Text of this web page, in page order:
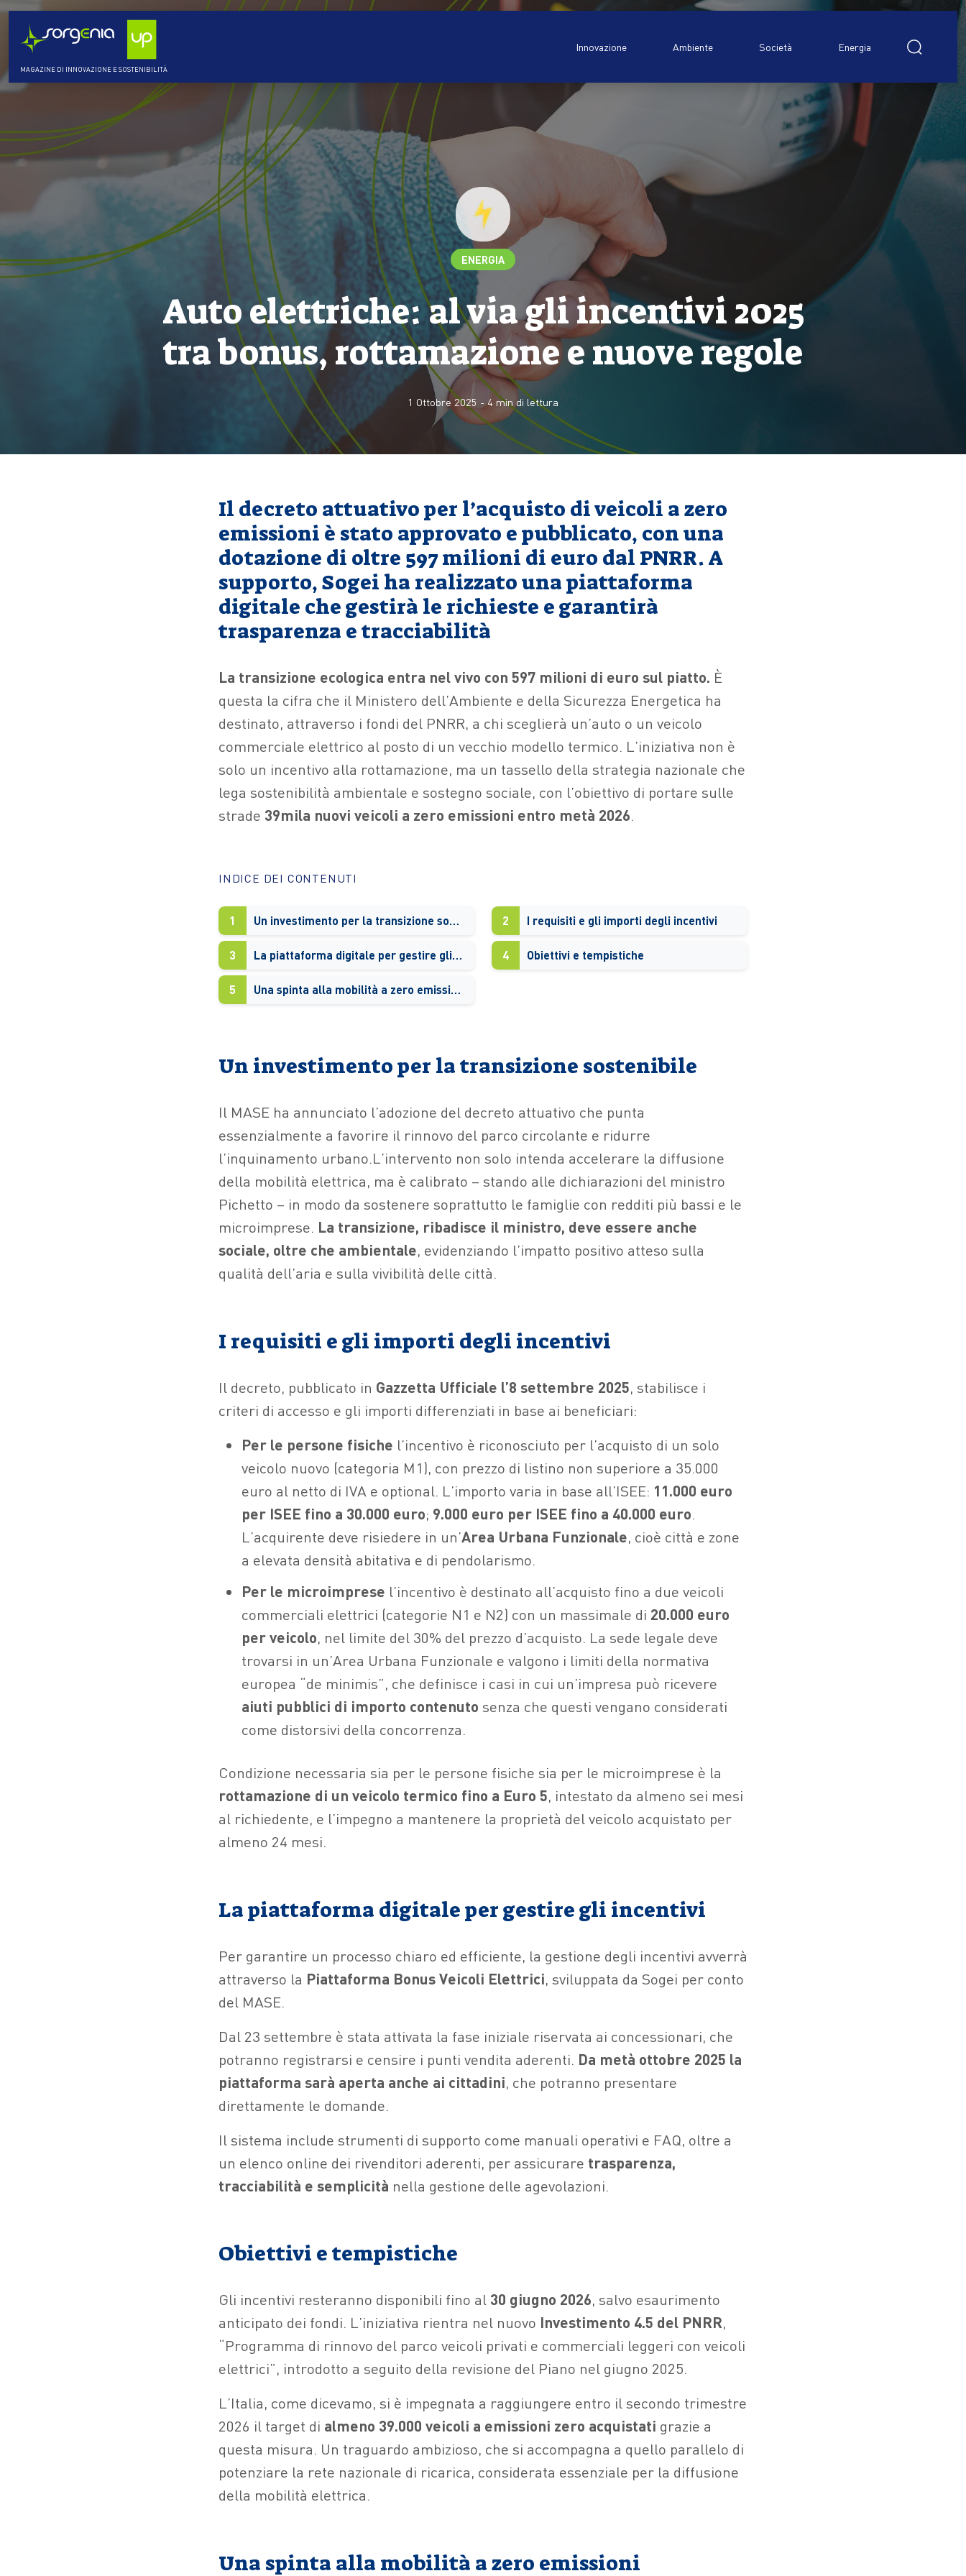
MAGAZINE DI INNOVAZIONE E SOSTENIBILITÀ
per:
Innovazione Ambiente Società Energia
ENERGIA
Auto elettriche: al via gli incentivi 2025
tra bonus, rottamazione e nuove regole
1 Ottobre 2025 -4 min di lettura
Il decreto attuativo per l’acquisto di veicoli a zero
emissioni è stato approvato e pubblicato, con una
dotazione di oltre 597 milioni di euro dal PNRR. A
supporto, Sogei ha realizzato una piattaforma
digitale che gestirà le richieste e garantirà
trasparenza e tracciabilità
La transizione ecologica entra nel vivo con 597 milioni di euro sul piatto. È
questa la cifra che il Ministero dell’Ambiente e della Sicurezza Energetica ha
destinato, attraverso i fondi del PNRR, a chi sceglierà un’auto o un veicolo
commerciale elettrico al posto di un vecchio modello termico. L’iniziativa non è
solo un incentivo alla rottamazione, ma un tassello della strategia nazionale che
lega sostenibilità ambientale e sostegno sociale, con l’obiettivo di portare sulle
strade 39mila nuovi veicoli a zero emissioni entro metà 2026.
INDICE DEI CONTENUTI
1 Un investimento per la transizione sostenibile 2 I requisiti e gli importi degli incentivi
3 La piattaforma digitale per gestire gli incentivi 4 Obiettivi e tempistiche
5 Una spinta alla mobilità a zero emissioni
Un investimento per la transizione sostenibile
Il MASE ha annunciato l’adozione del decreto attuativo che punta
essenzialmente a favorire il rinnovo del parco circolante e ridurre
l’inquinamento urbano.L’intervento non solo intenda accelerare la diffusione
della mobilità elettrica, ma è calibrato – stando alle dichiarazioni del ministro
Pichetto – in modo da sostenere soprattutto le famiglie con redditi più bassi e le
microimprese. La transizione, ribadisce il ministro, deve essere anche
sociale, oltre che ambientale, evidenziando l’impatto positivo atteso sulla
qualità dell’aria e sulla vivibilità delle città.
I requisiti e gli importi degli incentivi
Il decreto, pubblicato in Gazzetta Ufficiale l’8 settembre 2025, stabilisce i
criteri di accesso e gli importi differenziati in base ai beneficiari:
Per le persone fisiche l’incentivo è riconosciuto per l’acquisto di un solo
veicolo nuovo (categoria M1), con prezzo di listino non superiore a 35.000
euro al netto di IVA e optional. L’importo varia in base all’ISEE: 11.000 euro
per ISEE fino a 30.000 euro; 9.000 euro per ISEE fino a 40.000 euro.
L’acquirente deve risiedere in un’Area Urbana Funzionale, cioè città e zone
a elevata densità abitativa e di pendolarismo.
Per le microimprese l’incentivo è destinato all’acquisto fino a due veicoli
commerciali elettrici (categorie N1 e N2) con un massimale di 20.000 euro
per veicolo, nel limite del 30% del prezzo d’acquisto. La sede legale deve
trovarsi in un’Area Urbana Funzionale e valgono i limiti della normativa
europea “de minimis”, che definisce i casi in cui un’impresa può ricevere
aiuti pubblici di importo contenuto senza che questi vengano considerati
come distorsivi della concorrenza.
Condizione necessaria sia per le persone fisiche sia per le microimprese è la
rottamazione di un veicolo termico fino a Euro 5, intestato da almeno sei mesi
al richiedente, e l’impegno a mantenere la proprietà del veicolo acquistato per
almeno 24 mesi.
La piattaforma digitale per gestire gli incentivi
Per garantire un processo chiaro ed efficiente, la gestione degli incentivi avverrà
attraverso la Piattaforma Bonus Veicoli Elettrici, sviluppata da Sogei per conto
del MASE.
Dal 23 settembre è stata attivata la fase iniziale riservata ai concessionari, che
potranno registrarsi e censire i punti vendita aderenti. Da metà ottobre 2025 la
piattaforma sarà aperta anche ai cittadini, che potranno presentare
direttamente le domande.
Il sistema include strumenti di supporto come manuali operativi e FAQ, oltre a
un elenco online dei rivenditori aderenti, per assicurare trasparenza,
tracciabilità e semplicità nella gestione delle agevolazioni.
Obiettivi e tempistiche
Gli incentivi resteranno disponibili fino al 30 giugno 2026, salvo esaurimento
anticipato dei fondi. L’iniziativa rientra nel nuovo Investimento 4.5 del PNRR,
“Programma di rinnovo del parco veicoli privati e commerciali leggeri con veicoli
elettrici”, introdotto a seguito della revisione del Piano nel giugno 2025.
L’Italia, come dicevamo, si è impegnata a raggiungere entro il secondo trimestre
2026 il target di almeno 39.000 veicoli a emissioni zero acquistati grazie a
questa misura. Un traguardo ambizioso, che si accompagna a quello parallelo di
potenziare la rete nazionale di ricarica, considerata essenziale per la diffusione
della mobilità elettrica.
Una spinta alla mobilità a zero emissioni